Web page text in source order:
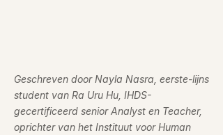
Geschreven door Nayla Nasra, eerste-lijns
student van Ra Uru Hu, IHDS-
gecertificeerd senior Analyst en Teacher,
oprichter van het Instituut voor Human